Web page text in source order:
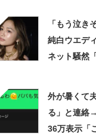
「もう泣き
純白ウエデ
ネット騒然
外が暑くて
る」と連絡
36万表示「